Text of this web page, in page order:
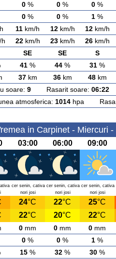
0 % 0 % 0 %
0 % 0 % 1 %
11 km/h 12km/h 12km/h
22km/h 23km/h 26km/h
SE SE S
41 % 44 % 31 %
37km 36km 48km
soare: 9Rasarit soare: 06:22
atmosferica: 1014hpa
in Carpinet - Miercuri
03:00 06:00 09:00
cer senin, cativa
nori josi
cer senin, cativa
nori josi
cer senin, cativa
nori josi
24°C 22°C 25°C
22°C 20°C 22°C
0 mm 0 mm 0 mm
0 % 0 % 1 %
15 % 32 % 30 %